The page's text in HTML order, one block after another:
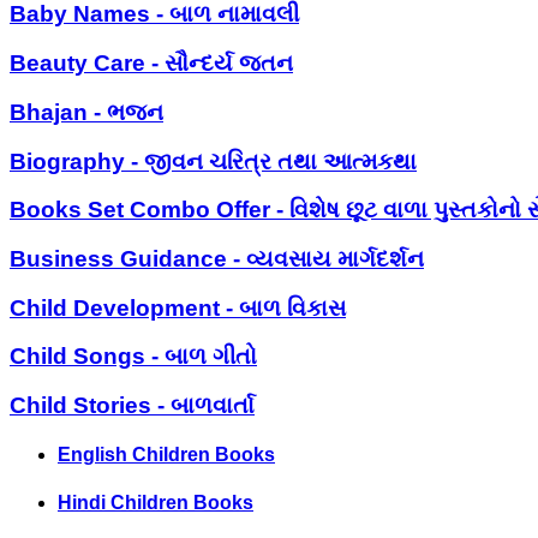
Baby Names - બાળ નામાવલી
Beauty Care - સૌન્દર્ય જતન
Bhajan - ભજન
Biography - જીવન ચરિત્ર તથા આત્મકથા
Books Set Combo Offer - વિશેષ છૂટ વાળા પુસ્તકોનો
Business Guidance - વ્યવસાય માર્ગદર્શન
Child Development - બાળ વિકાસ
Child Songs - બાળ ગીતો
Child Stories - બાળવાર્તા
English Children Books
Hindi Children Books